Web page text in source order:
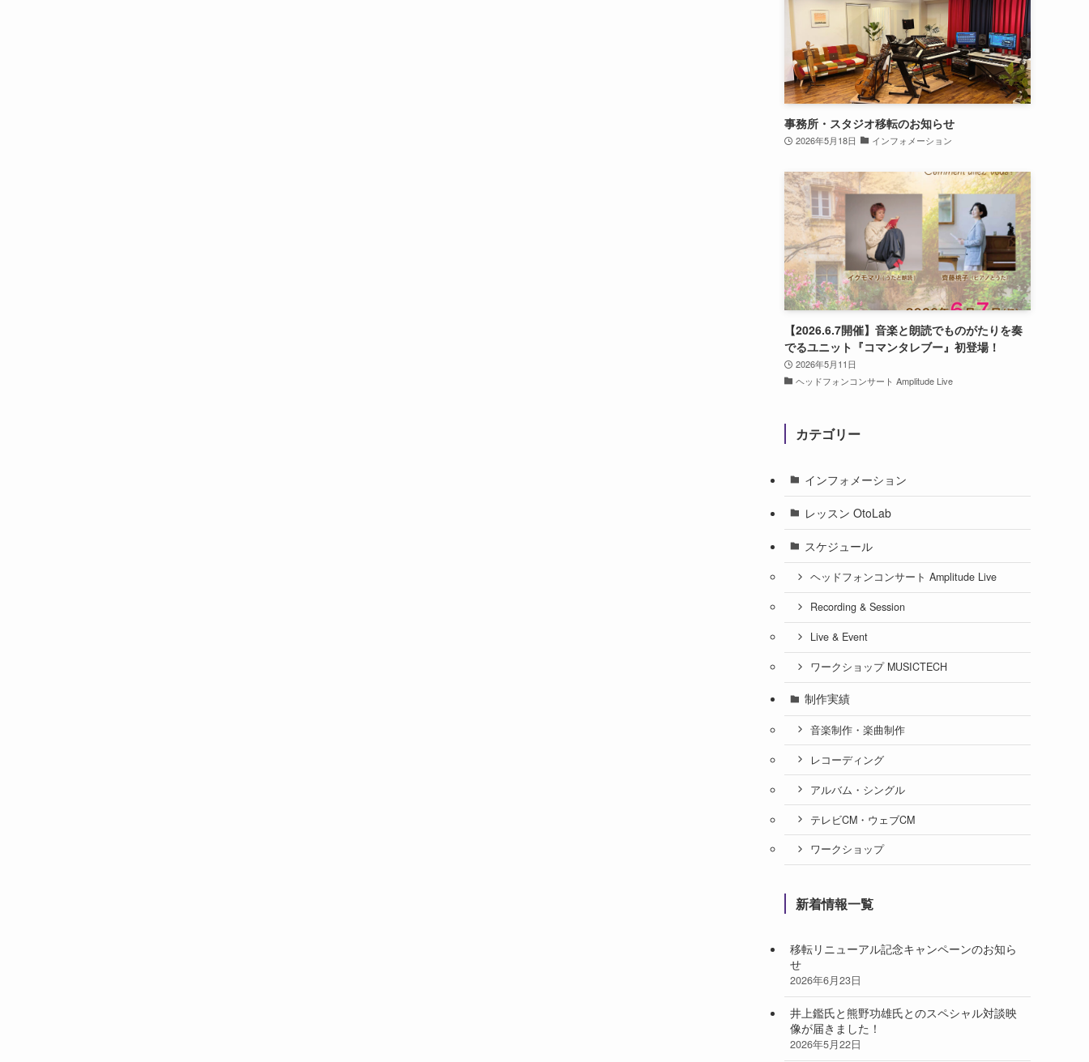
事務所・スタジオ移転のお知らせ
2026年5月18日 インフォメーション
【2026.6.7開催】音楽と朗読でものがたりを奏
でるユニット『コマンタレブー』初登場！
2026年5月11日
ヘッドフォンコンサート Amplitude Live
カテゴリー
インフォメーション
レッスン OtoLab
スケジュール
ヘッドフォンコンサート Amplitude Live
Recording & Session
Live & Event
ワークショップ MUSICTECH
制作実績
音楽制作・楽曲制作
レコーディング
アルバム・シングル
テレビCM・ウェブCM
ワークショップ
新着情報一覧
移転リニューアル記念キャンペーンのお知ら
せ
2026年6月23日
井上鑑氏と熊野功雄氏とのスペシャル対談映
像が届きました！
2026年5月22日